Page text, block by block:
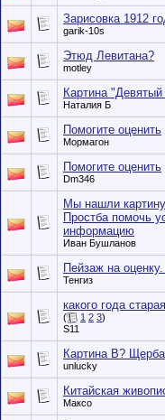
Зарисовка 1912
garik-10s
Этюд Левитана?
motley
Картина
Наталия Б
Помогите оценить
Мормагон
Помогите оценить
Dm346
Мы нашли
Простба помочь
информацию
Иван Бушланов
Пейзаж на
Тенгиз
какого года
( 1 2 3)
S11
Картина В?
unlucky
Китайская
Максо